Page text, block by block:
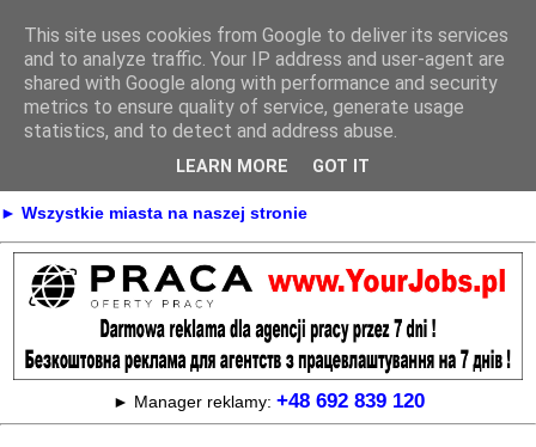
Praca
► KONTAKT ► REKLAMA
► Praca Oferty pracy na terenie całej Polski
► Wszystkie miasta na naszej stronie
► Manager reklamy: +48 692 839 120
This site uses cookies from Google to deliver its services
and to analyze traffic. Your IP address and user-agent are
shared with Google along with performance and security
metrics to ensure quality of service, generate usage
statistics, and to detect and address abuse.
LEARN MORE GOT IT